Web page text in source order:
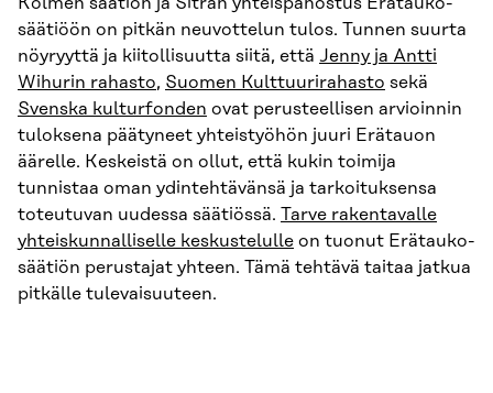
säätiöön on pitkän neuvottelun tulos. Tunnen suurta
nöyryyttä ja kiitollisuutta siitä, että Jenny ja Antti
Wihurin rahasto, Suomen Kulttuurirahasto sekä
Svenska kulturfonden ovat perusteellisen arvioinnin
tuloksena päätyneet yhteistyöhön juuri Erätauon
äärelle. Keskeistä on ollut, että kukin toimija
tunnistaa oman ydintehtävänsä ja tarkoituksensa
toteutuvan uudessa säätiössä. Tarve rakentavalle
yhteiskunnalliselle keskustelulle on tuonut Erätauko-
säätiön perustajat yhteen. Tämä tehtävä taitaa jatkua
pitkälle tulevaisuuteen.